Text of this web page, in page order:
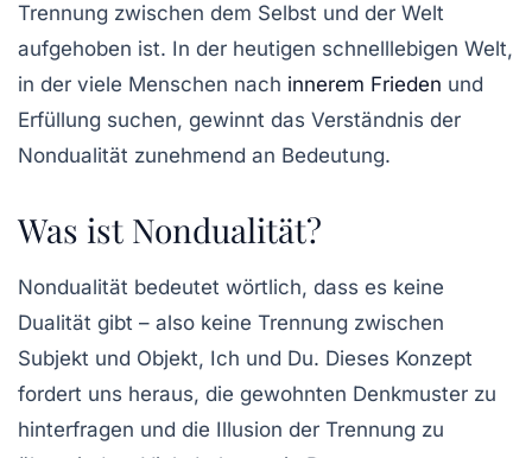
Trennung zwischen dem Selbst und der Welt
aufgehoben ist. In der heutigen schnelllebigen Welt,
in der viele Menschen nach innerem Frieden und
Erfüllung suchen, gewinnt das Verständnis der
Nondualität zunehmend an Bedeutung.
Was ist Nondualität?
Nondualität bedeutet wörtlich, dass es keine
Dualität gibt – also keine Trennung zwischen
Subjekt und Objekt, Ich und Du. Dieses Konzept
fordert uns heraus, die gewohnten Denkmuster zu
hinterfragen und die Illusion der Trennung zu